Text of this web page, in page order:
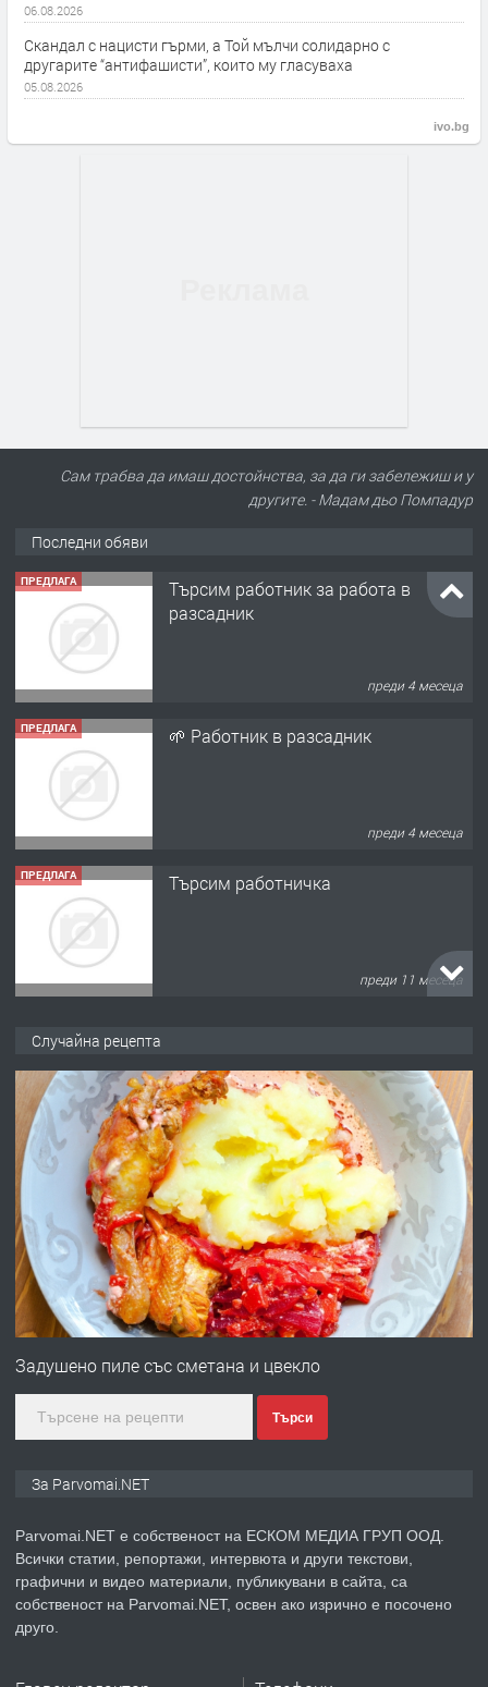
06.08.2026
Скандал с нацисти гърми, а Той мълчи солидарно с
другарите “антифашисти”, които му гласуваха
05.08.2026
ivo.bg
Сам трабва да имаш достойнства, за да ги забележиш и у
другите. - Мадам дьо Помпадур
Последни обяви
ПРЕДЛАГА
Търсим работник за работа в
разсадник
преди 4 месеца
ПРЕДЛАГА 🌱 Работник в разсадник
преди 4 месеца
ПРЕДЛАГА Търсим работничка
преди 11 месеца
преди 1 година
ПРЕДЛАГА Работа за общи работници
преди 1 година
ПРЕДЛАГА
Първи поход "По стъпките на Ангел
преди 1 година
ПРЕДЛАГА Уроци по Математика
Случайна рецепта
Задушено пиле със сметана и цвекло
Търси
За Parvomai.NET
Parvomai.NET е собственост на ЕСКОМ МЕДИА ГРУП ООД.
Всички статии, репортажи, интервюта и други текстови,
графични и видео материали, публикувани в сайта, са
собственост на Parvomai.NET, освен ако изрично е посочено
друго.